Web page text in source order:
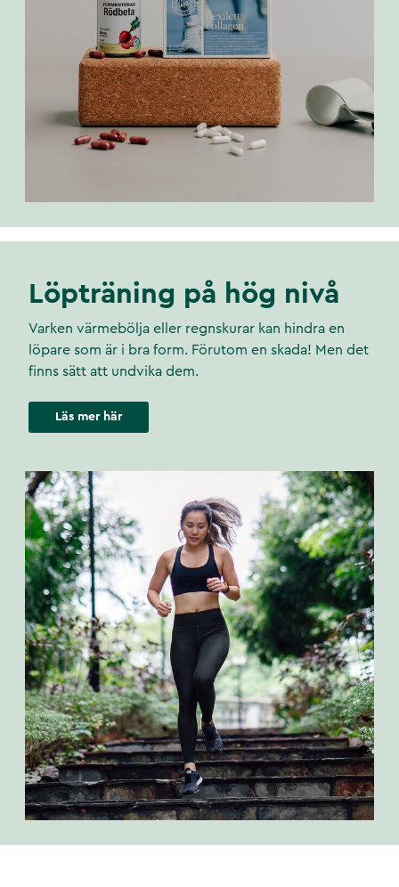
Löpträning på hög nivå
Varken värmebölja eller regnskurar kan hindra en
löpare som är i bra form. Förutom en skada! Men det
finns sätt att undvika dem.
Läs mer här